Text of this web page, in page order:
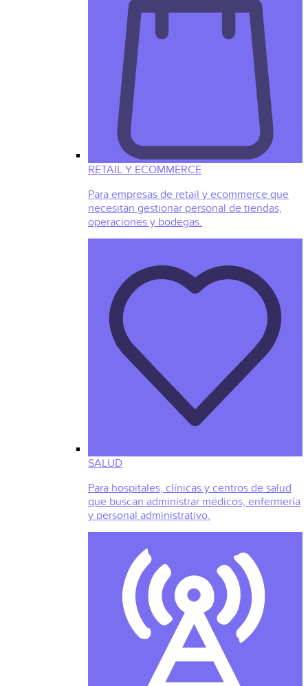
RETAIL Y ECOMMERCE
Para empresas de retail y ecommerce que
necesitan gestionar personal de tiendas,
operaciones y bodegas.
SALUD
Para hospitales, clínicas y centros de salud
que buscan administrar médicos, enfermería
y personal administrativo.